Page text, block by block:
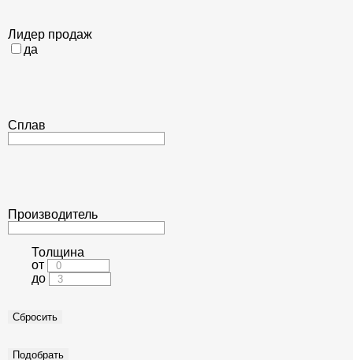
Лидер продаж
да
Сплав
Производитель
Толщина
от
до